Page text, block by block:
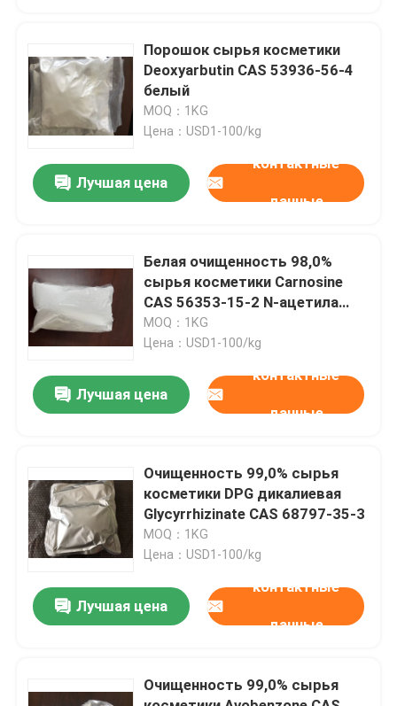
Дом
Видео
Путешествие фабрики
Проверка качества
Свяжитесь мы
Спросите цитату
Резиновый материал для покрытий
Порошок сырья косметики
Deoxyarbutin CAS 53936-56-4
белый
MOQ：1KG
Цена：USD1-100/kg
Лучшая цена
контактные
данные
Белая очищенность 98,0%
сырья косметики Carnosine
CAS 56353-15-2 N-ацетила
порошка
MOQ：1KG
Цена：USD1-100/kg
Лучшая цена
контактные
данные
Очищенность 99,0% сырья
косметики DPG дикалиевая
Glycyrrhizinate CAS 68797-35-3
MOQ：1KG
Цена：USD1-100/kg
Лучшая цена
контактные
данные
Очищенность 99,0% сырья